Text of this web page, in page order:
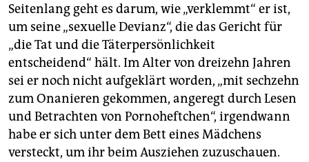
Seitenlang geht es darum, wie „verklemmt“ er ist,
um seine „sexuelle Devianz“, die das Gericht für
„die Tat und die Täterpersönlichkeit
entscheidend“ hält. Im Alter von dreizehn Jahren
sei er noch nicht aufgeklärt worden, „mit sechzehn
zum Onanieren gekommen, angeregt durch Lesen
und Betrachten von Pornoheftchen“, irgendwann
habe er sich unter dem Bett eines Mädchens
versteckt, um ihr beim Ausziehen zuzuschauen.